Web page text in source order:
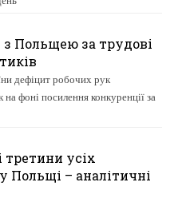
Польщею за трудові
дефіцит робочих рук
фоні посилення конкуренції за
третини усіх
Польщі – аналітичні